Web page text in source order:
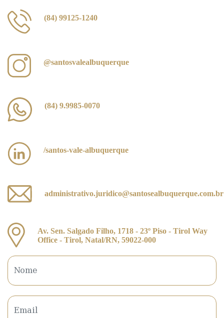
(84) 99125-1240
@santosvalealbuquerque
(84) 9.9985-0070
/santos-vale-albuquerque
administrativo.juridico@santosealbuquerque.com.br
Av. Sen. Salgado Filho, 1718 - 23º Piso - Tirol Way
Office - Tirol, Natal/RN, 59022-000